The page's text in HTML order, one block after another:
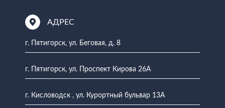
АДРЕС
г. Пятигорск, ул. Беговая, д. 8
г. Пятигорск, ул. Проспект Кирова 26А
г. Кисловодск , ул. Курортный бульвар 13А